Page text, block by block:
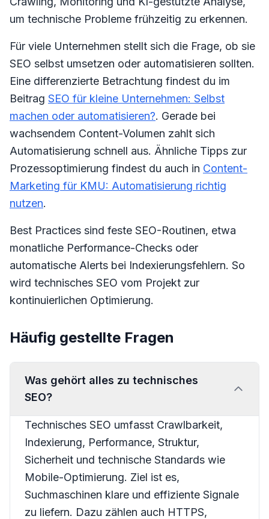
um technische Probleme frühzeitig zu erkennen.
Für viele Unternehmen stellt sich die Frage, ob sie
SEO selbst umsetzen oder automatisieren sollten.
Eine differenzierte Betrachtung findest du im
Beitrag SEO für kleine Unternehmen: Selbst
machen oder automatisieren?. Gerade bei
wachsendem Content-Volumen zahlt sich
Automatisierung schnell aus. Ähnliche Tipps zur
Prozessoptimierung findest du auch in Content-
Marketing für KMU: Automatisierung richtig
nutzen.
Best Practices sind feste SEO-Routinen, etwa
monatliche Performance-Checks oder
automatische Alerts bei Indexierungsfehlern. So
wird technisches SEO vom Projekt zur
kontinuierlichen Optimierung.
Häufig gestellte Fragen
Was gehört alles zu technisches
SEO?
Technisches SEO umfasst Crawlbarkeit,
Indexierung, Performance, Struktur,
Sicherheit und technische Standards wie
Mobile-Optimierung. Ziel ist es,
Suchmaschinen klare und effiziente Signale
zu liefern. Dazu zählen auch HTTPS,